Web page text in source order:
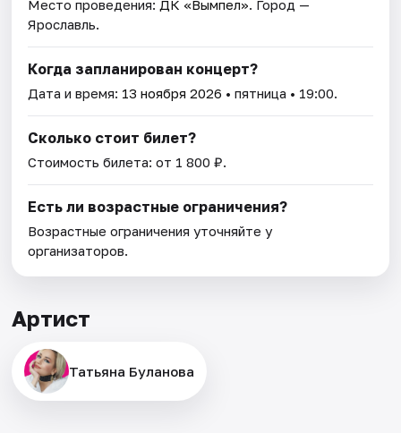
Место проведения: ДК «Вымпел». Город —
Ярославль.
Когда запланирован концерт?
Дата и время: 13 ноября 2026 • пятница • 19:00.
Сколько стоит билет?
Стоимость билета: от 1 800 ₽.
Есть ли возрастные ограничения?
Возрастные ограничения уточняйте у
организаторов.
Артист
Татьяна Буланова